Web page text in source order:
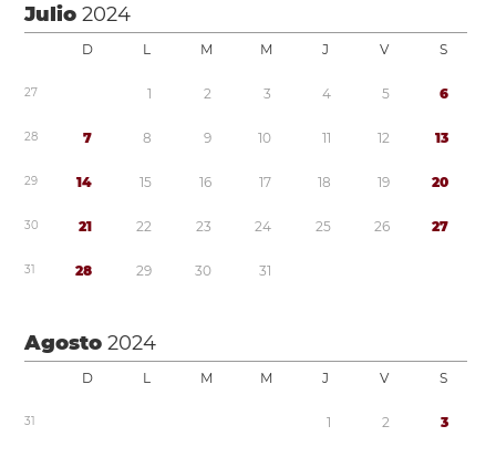
Julio2024
D L M M J V S
27 1 2 3 4 5 6
28 7 8 9 10 11 12 13
29 14 15 16 17 18 19 20
30 21 22 23 24 25 26 27
31 28 29 30 31
Agosto2024
D L M M J V S
31 1 2 3